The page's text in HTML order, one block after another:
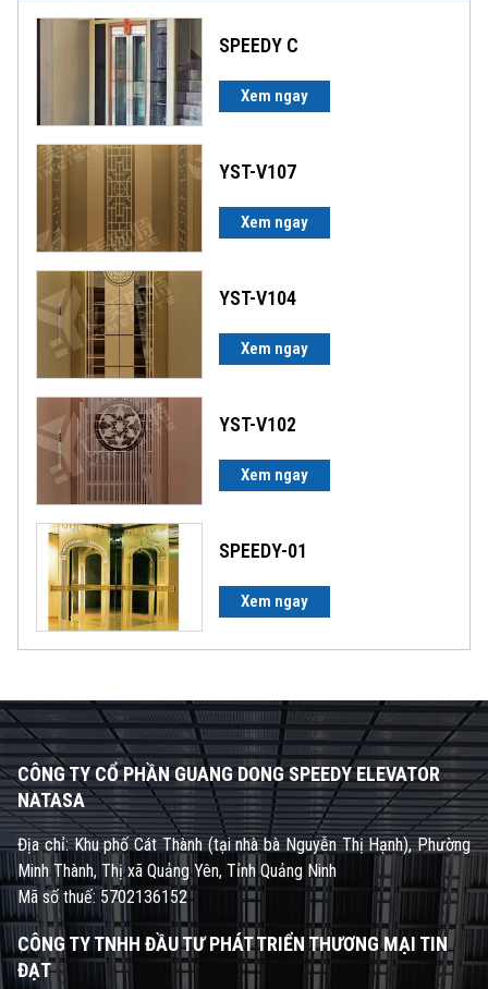
SPEEDY C
Xem ngay
YST-V107
Xem ngay
YST-V104
Xem ngay
YST-V102
Xem ngay
SPEEDY-01
Xem ngay
CÔNG TY CỔ PHẦN GUANG DONG SPEEDY ELEVATOR
NATASA
Địa chỉ: Khu phố Cát Thành (tại nhà bà Nguyễn Thị Hạnh), Phường
Minh Thành, Thị xã Quảng Yên, Tỉnh Quảng Ninh
Mã số thuế: 5702136152
CÔNG TY TNHH ĐẦU TƯ PHÁT TRIỂN THƯƠNG MẠI TIN
ĐẠT